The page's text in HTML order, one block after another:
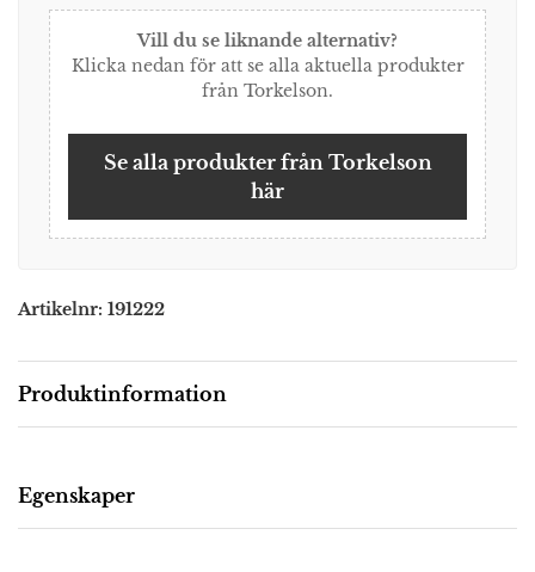
Vill du se liknande alternativ?
Klicka nedan för att se alla aktuella produkter
från Torkelson.
Se alla produkter från Torkelson
här
Artikelnr: 191222
Produktinformation
Beskrivning
Frank stol i brun Vår fina Frank stol kommer i
Egenskaper